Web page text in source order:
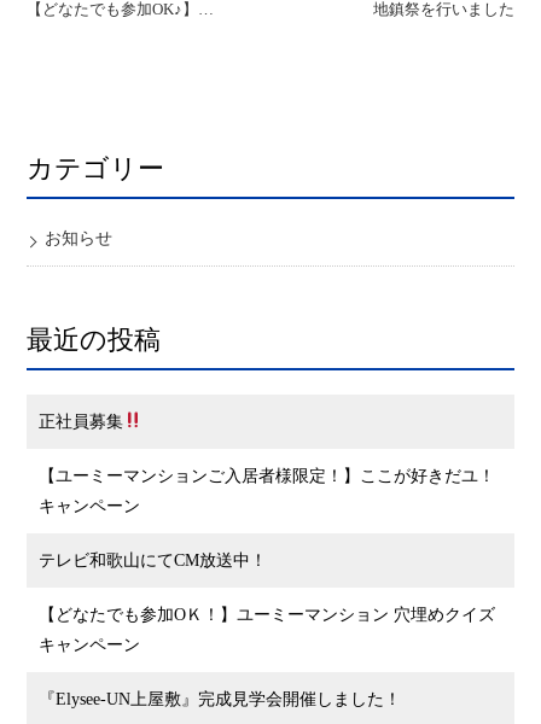
【どなたでも参加OK♪】未来のお部屋アイデアコンテスト開催中(^^)/ 地鎮祭を行いました
カテゴリー
お知らせ
最近の投稿
正社員募集
【ユーミーマンションご入居者様限定！】ここが好きだユ！
キャンペーン
テレビ和歌山にてCM放送中！
【どなたでも参加OＫ！】ユーミーマンション 穴埋めクイズ
キャンペーン
『Elysee-UN上屋敷』完成見学会開催しました！